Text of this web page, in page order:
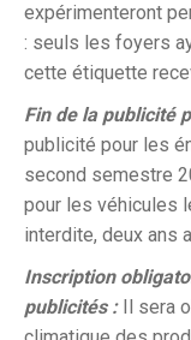
expérimenteront
: seuls les foyers
cette étiquette
Fin de la publicité
publicité pour les
second semestre
pour les véhicules
interdite, deux ans
Inscription
publicités : Il sera